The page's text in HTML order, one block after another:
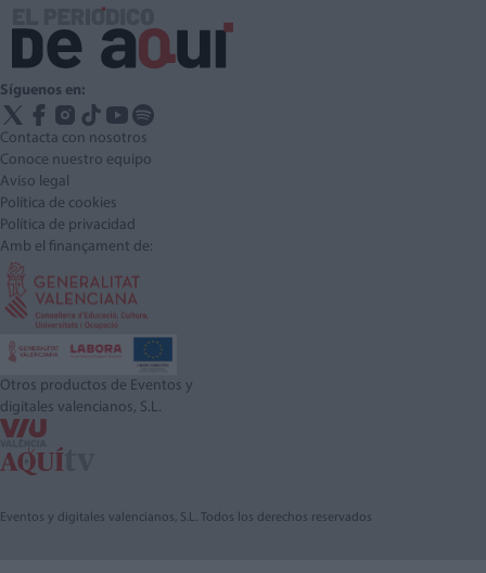
Síguenos en:
Contacta con nosotros
Conoce nuestro equipo
Aviso legal
Política de cookies
Política de privacidad
Amb el finançament de:
Otros productos de Eventos y
digitales valencianos, S.L.
Eventos y digitales valencianos, S.L. Todos los derechos reservados